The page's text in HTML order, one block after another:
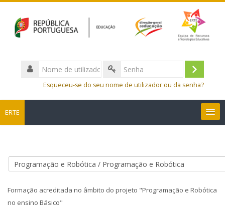
Nome
de
utilizador
Entrar
Esqueceu-se do seu nome de utilizador ou da senha?
ERTE
Pesquisar
disciplinas
Formação acreditada no âmbito do projeto "Programação e Robótica
no ensino Básico"